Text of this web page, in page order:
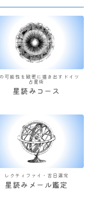
可能性を緻密に描き出すドイツ
占星術
星読みコース
レクティファイ・吉日選定
星読みメール鑑定